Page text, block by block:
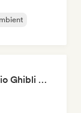
POV: You're Living in a Studio Ghibli Movie 🌱 Neo-Classical Piano & Dream Pop